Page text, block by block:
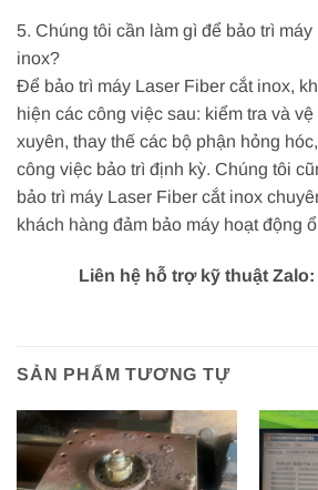
5. Chúng tôi cần làm gì để bảo trì
inox?
Để bảo trì máy Laser Fiber cắt inox,
hiện các công việc sau: kiểm tra và
xuyên, thay thế các bộ phận hỏng
công việc bảo trì định kỳ. Chúng tôi
bảo trì máy Laser Fiber cắt inox
khách hàng đảm bảo máy hoạt động
Liên hệ hỗ trợ kỹ thuật Zalo:
SẢN PHẨM TƯƠNG TỰ